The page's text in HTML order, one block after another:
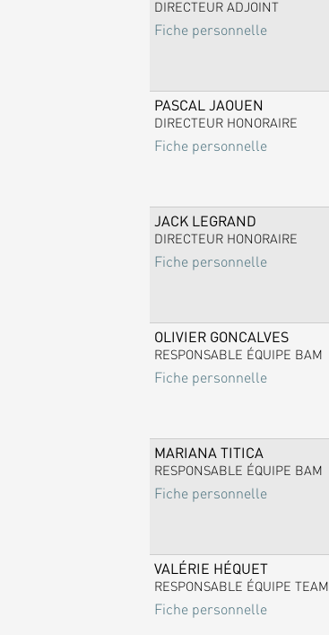
DIRECTEUR ADJOINT
Fiche personnelle
PASCAL JAOUEN
DIRECTEUR HONORAIRE
Fiche personnelle
JACK LEGRAND
DIRECTEUR HONORAIRE
Fiche personnelle
OLIVIER GONCALVES
RESPONSABLE ÉQUIPE BAM
Fiche personnelle
MARIANA TITICA
RESPONSABLE ÉQUIPE BAM
Fiche personnelle
VALÉRIE HÉQUET
RESPONSABLE ÉQUIPE TEAM
Fiche personnelle